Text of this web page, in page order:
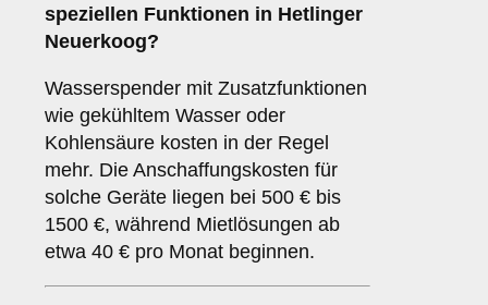
speziellen Funktionen in Hetlinger
Neuerkoog?
Wasserspender mit Zusatzfunktionen
wie gekühltem Wasser oder
Kohlensäure kosten in der Regel
mehr. Die Anschaffungskosten für
solche Geräte liegen bei 500 € bis
1500 €, während Mietlösungen ab
etwa 40 € pro Monat beginnen.